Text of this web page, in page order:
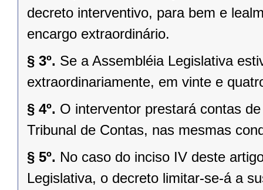
decreto interventivo, para bem e
encargo extraordinário.
§ 3º. Se a Assembléia Legislativa
extraordinariamente, em vinte e
§ 4º. O interventor prestará contas
Tribunal de Contas, nas mesmas
§ 5º. No caso do inciso IV deste
Legislativa, o decreto limitar-se-á a